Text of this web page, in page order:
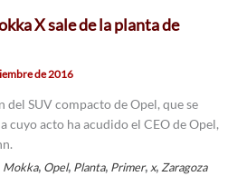
X sale de la planta de
de 2016
SUV compacto de Opel, que se
cuyo acto ha acudido el CEO de Opel,
Mokka, Opel, Planta, Primer,x,Zaragoza